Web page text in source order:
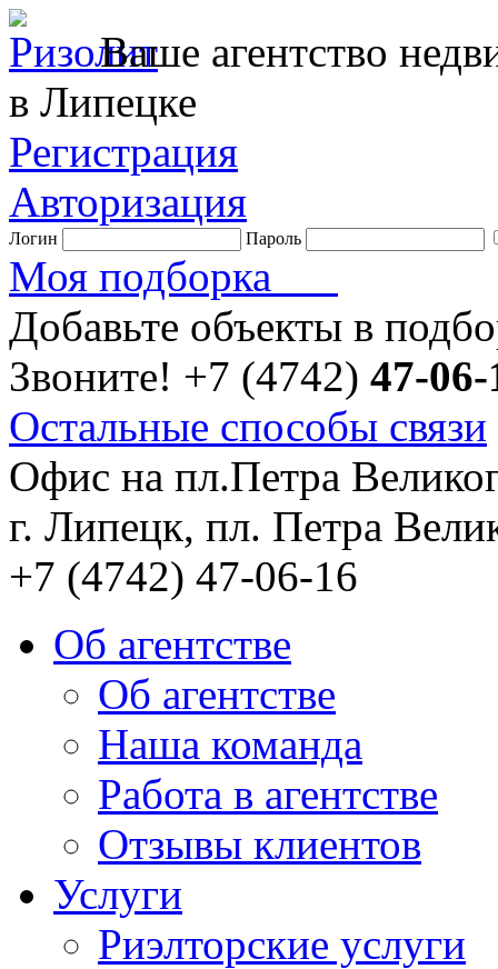
Ваше агентство
в Липецке
Регистрация
Авторизация
Логин Пароль
Моя подборка
Добавьте объекты в
Звоните! +7 (4742) 47-06-
Остальные способы связи
Офис на пл.Петра
г. Липецк, пл. Петра
+7 (4742) 47-06-16
Об агентстве
Об агентстве
Наша команда
Работа в агентстве
Отзывы клиентов
Услуги
Риэлторские услуги